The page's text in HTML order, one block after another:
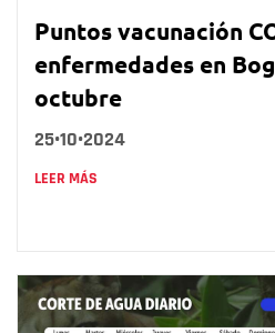
Puntos vacunación
enfermedades en
octubre
25•10•2024
LEER MÁS